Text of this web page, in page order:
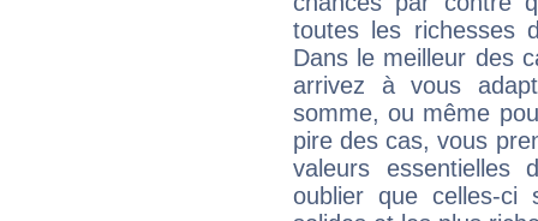
toutes les richesses
Dans le meilleur des
arrivez à vous
somme, ou même
pire des cas, vous
valeurs
oublier que celles-